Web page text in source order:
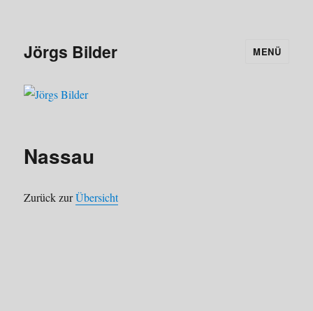
Jörgs Bilder MENÜ
Nassau
Zurück zurÜbersicht